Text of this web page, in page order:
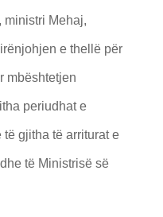
ministri Mehaj,
e thellë për
mbështetjen
periudhat e
gjitha të arriturat e
të Ministrisë së